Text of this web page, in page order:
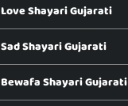
Love Shayari Gujarati
Sad Shayari Gujarati
Bewafa Shayari Gujarati